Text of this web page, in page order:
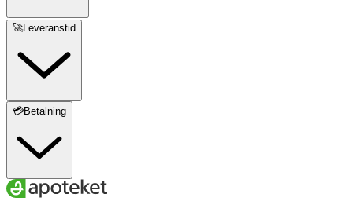
🚀Leveranstid
💳Betalning